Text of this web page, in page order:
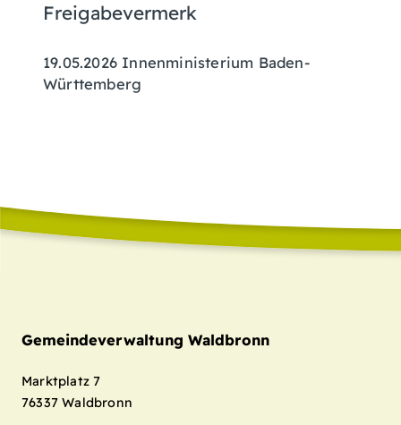
Freigabevermerk
19.05.2026 Innenministerium Baden-
Württemberg
Gemeindeverwaltung Waldbronn
Marktplatz 7
76337 Waldbronn